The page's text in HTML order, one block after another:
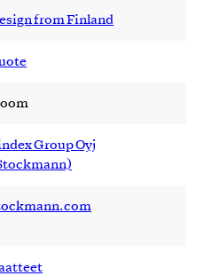
from Finland
Group Oyj